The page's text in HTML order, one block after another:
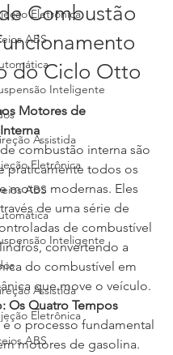
Eletrônica
ABS
Inteligente
Assistida
Eletrônica
ABS
Inteligente
Assistida
Eletrônica
ABS
Combustão
do Ciclo Otto
NaN de 5 estrelas.
Motores de
combustão interna são
praticamente todos os
motos modernas. Eles
de uma série de
de combustível
convertendo a
do combustível em
que move o veículo.
Os Quatro Tempos
o processo fundamental
motores de gasolina.